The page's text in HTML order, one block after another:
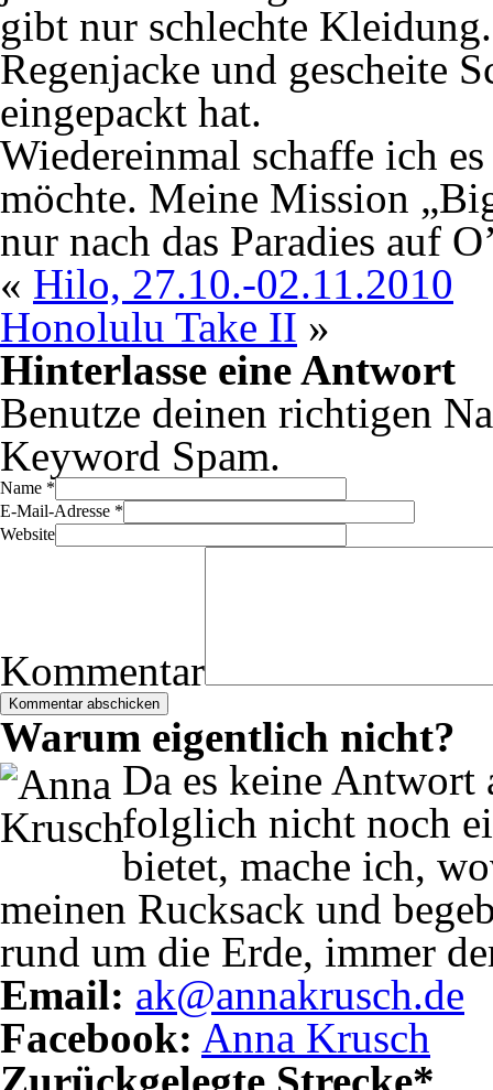
gibt nur schlechte
Regenjacke und gescheite
eingepackt hat.
Wiedereinmal schaffe ich
möchte. Meine Mission
nur nach das Paradies auf
« Hilo, 27.10.-02.11.2010
Honolulu Take II »
Hinterlasse eine Antwort
Benutze deinen richtigen
Keyword Spam.
Name *
E-Mail-Adresse *
Website
Kommentar
Warum eigentlich nicht?
Da es keine Antwort
folglich nicht noch
bietet, mache ich,
meinen Rucksack und
rund um die Erde, immer
Email: ak@annakrusch.de
Facebook: Anna Krusch